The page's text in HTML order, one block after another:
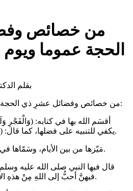
من خصائص
الحجة عموما
من خصائص وفضائل عشرِ ذي الحجة عموما، ويومِ عرفة خصوصا:
يكفي للتنبيه على فضلها، كما قال: (هَلْ فِي ذَٰلِكَ قَسَمٌ لِّذِي حِجْرٍ).
- مَيّزها من بين الأيام، وسَمّاها في القرآن (بالأيام المعلومات).
فيهنَّ أحبُّ إلى اللهِ مِنْ هذهِ الأيامِ العشر..). (رواه البخاري).